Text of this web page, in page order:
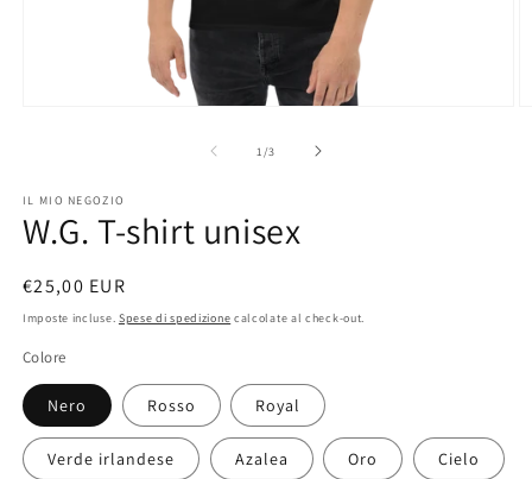
finestra
modale
1 /su
3
IL MIO NEGOZIO
W.G. T-shirt unisex
Prezzo
di
€25,00 EUR
Imposte incluse. Spese di spedizione calcolate al check-out.
Colore
Nero Rosso Royal
Verde irlandese Azalea Oro Cielo